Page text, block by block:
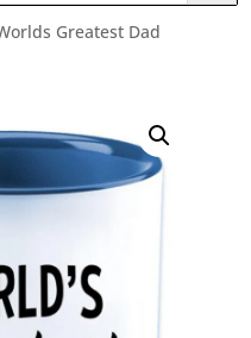
Greatest Dad